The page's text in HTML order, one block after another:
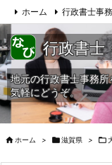
ホーム 行政書士事
行政書士
地元の行政書士事務
気軽にどうぞ。
 ホーム > 滋賀県 > 